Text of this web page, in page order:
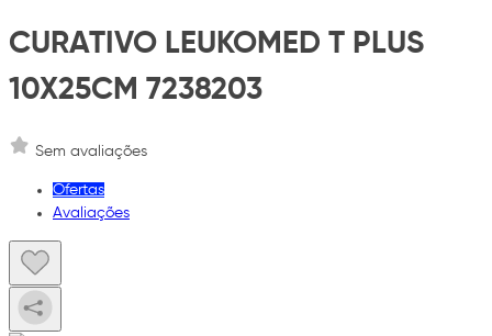
CURATIVO LEUKOMED T PLUS
10X25CM 7238203
Sem avaliações
Ofertas
Avaliações